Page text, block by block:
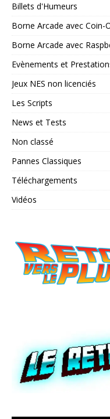
Billets d'Humeurs
Borne Arcade avec Coin-
Borne Arcade avec
Evènements et
Jeux NES non licenciés
Les Scripts
News et Tests
Non classé
Pannes Classiques
Téléchargements
Vidéos